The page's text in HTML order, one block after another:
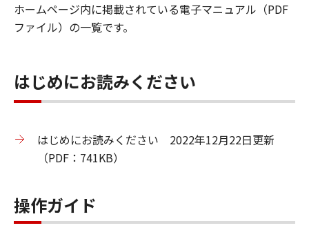
ホームページ内に掲載されている電子マニュアル（PDF
ファイル）の一覧です。
はじめにお読みください
はじめにお読みください 2022年12月22日更新
（PDF：741KB）
操作ガイド